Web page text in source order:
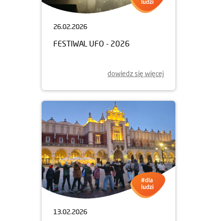
26.02.2026
FESTIWAL UFO - 2026
dowiedz się więcej
13.02.2026